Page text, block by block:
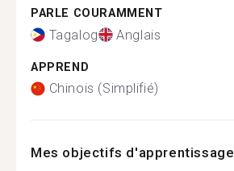
PARLE COURAMMENT
Tagalog Anglais
APPREND
Chinois (Simplifié)
Mes objectifs d'apprentissage